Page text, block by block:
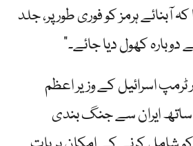
آبنائے ہرمز کو فوری طور پر، جلد
کھول دیا جائے۔”
اسرائیل کے وزیر اعظم
ساتھ ایران سے جنگ بندی